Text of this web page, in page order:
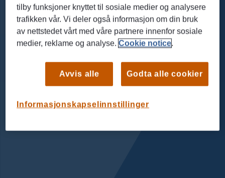
tilby funksjoner knyttet til sosiale medier og analysere
trafikken vår. Vi deler også informasjon om din bruk
av nettstedet vårt med våre partnere innenfor sosiale
medier, reklame og analyse.Cookie notice.
Informasjonskapselinnstillinger
Avvis alle Godta alle cookier